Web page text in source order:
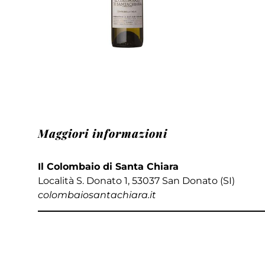
Maggiori informazioni
Il Colombaio di Santa Chiara
Località S. Donato 1, 53037 San Donato (SI)
colombaiosantachiara.it